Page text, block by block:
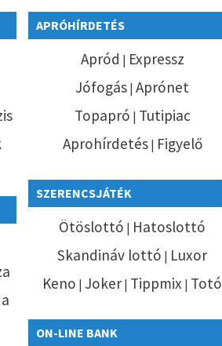
APRÓHÍRDETÉS
Apród | Expressz
Jófogás | Aprónet
Topapró | Tutipiac
Aprohírdetés| Figyelő
SZERENCSJÁTÉK
Ötöslottó | Hatoslottó
Skandináv lottó | Luxor
Keno | Joker | Tippmix | Totó
ON-LINE BANK